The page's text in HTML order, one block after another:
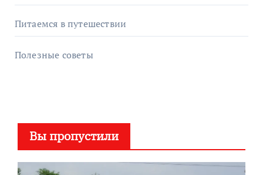
Питаемся в путешествии
Полезные советы
Вы пропустили